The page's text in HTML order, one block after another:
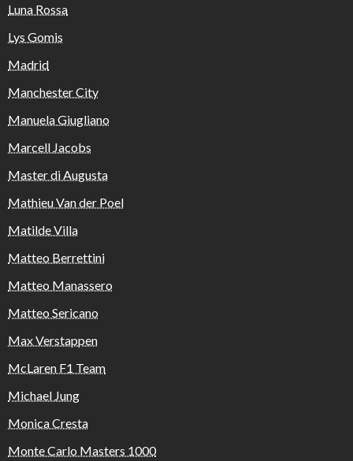
Luna Rossa
Lys Gomis
Madrid
Manchester City
Manuela Giugliano
Marcell Jacobs
Master di Augusta
Mathieu Van der Poel
Matilde Villa
Matteo Berrettini
Matteo Manassero
Matteo Sericano
Max Verstappen
McLaren F1 Team
Michael Jung
Monica Cresta
Monte Carlo Masters 1000